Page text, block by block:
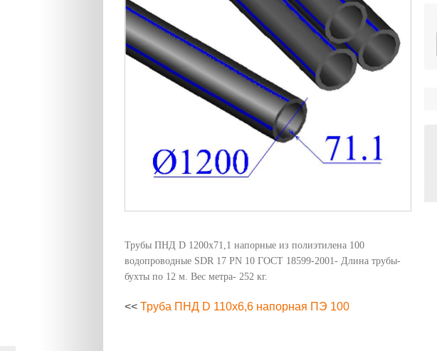
Трубы ПНД D 1200х71,1 напорные из полиэтилена 100
водопроводные SDR 17 PN 10 ГОСТ 18599-2001- Длина трубы-
бухты по 12 м. Вес метра- 252 кг.
<< Труба ПНД D 110х6,6 напорная ПЭ 100